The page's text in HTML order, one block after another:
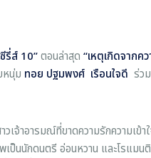
รี่ส์ 10”ตอนล่าสุด “เหตุเกิดจากค
หนุ่ม ทอย ปฐมพงศ์ เรือนใจดี ร่ว
เจ้าอารมณ์ที่ขาดความรักความเข้า
ป็นนักดนตรี อ่อนหวาน และโรแมนติ